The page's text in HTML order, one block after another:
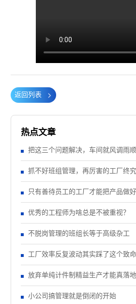
返回列表
热点文章
把这三个问题解决，车间就风调雨
抓不好班组管理，再厉害的工厂终
只有善待员工的工厂才能把产品做好
优秀的工程师为啥总是不被重视？
不脱岗管理的班组长等于高级杂工
工厂效率反复波动其实踩了这个致
放弃单纯计件制精益生产才能真落地
小公司搞管理就是倒闭的开始